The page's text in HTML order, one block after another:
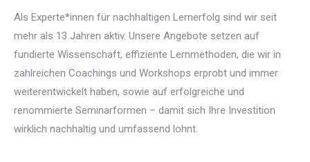
Als Experte*innen für nachhaltigen Lernerfolg sind wir seit
mehr als 13 Jahren aktiv. Unsere Angebote setzen auf
fundierte Wissenschaft, effiziente Lernmethoden, die wir in
zahlreichen Coachings und Workshops erprobt und immer
weiterentwickelt haben, sowie auf erfolgreiche und
renommierte Seminarformen – damit sich Ihre Investition
wirklich nachhaltig und umfassend lohnt.